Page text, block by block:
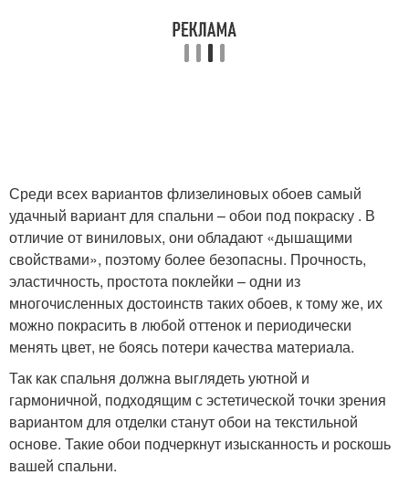
Среди всех вариантов флизелиновых обоев самый
удачный вариант для спальни – обои под покраску . В
отличие от виниловых, они обладают «дышащими
свойствами», поэтому более безопасны. Прочность,
эластичность, простота поклейки – одни из
многочисленных достоинств таких обоев, к тому же, их
можно покрасить в любой оттенок и периодически
менять цвет, не боясь потери качества материала.
Так как спальня должна выглядеть уютной и
гармоничной, подходящим с эстетической точки зрения
вариантом для отделки станут обои на текстильной
основе. Такие обои подчеркнут изысканность и роскошь
вашей спальни.